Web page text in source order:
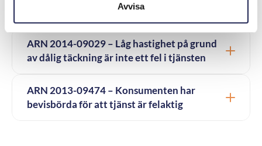
Avvisa
ARN 2014-09029 – Låg hastighet på grund
av dålig täckning är inte ett fel i tjänsten
ARN 2013-09474 – Konsumenten har
bevisbörda för att tjänst är felaktig